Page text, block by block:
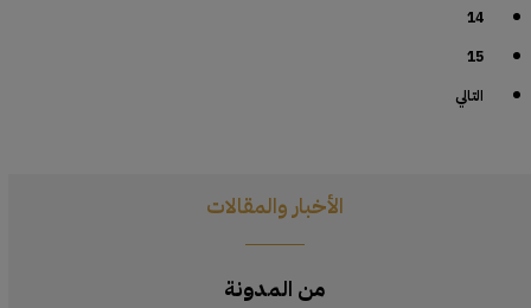
14
15
التالي
الأخبار والمقالات
من المدونة